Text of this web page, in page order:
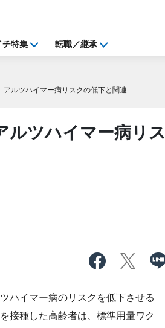
チ特集 転職／継承
ルツハイマー病リスクの低下と関連
ルツハイマー病リス
ハイマー病のリスクを低下させる
接種した高齢者は、標準用量ワク